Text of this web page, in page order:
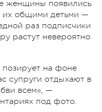
женщины появились
их общими детьми —
раз подписчики
растут невероятно
на фоне
супруги отдыхают в
всем», —
под фото.